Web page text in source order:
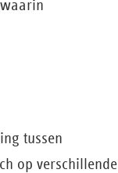
tussen
op verschillende